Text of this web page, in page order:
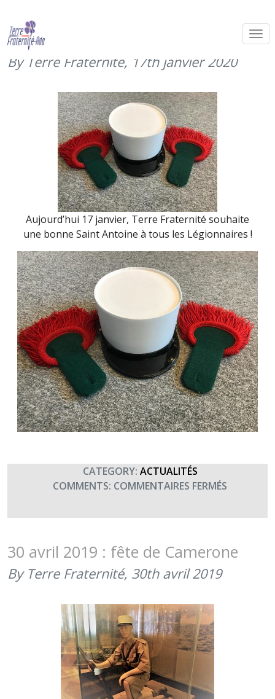
Saint Antoine, patron des
Légionnaires (17 janvier 2020)
By Terre Fraternité, 17th janvier 2020
Aujourd’hui 17 janvier, Terre Fraternité souhaite
une bonne Saint Antoine à tous les Légionnaires !
CATEGORY: ACTUALITÉS
COMMENTS: COMMENTAIRES FERMÉS
ANTOINE,
30 avril 2019 : fête de Camerone
By Terre Fraternité, 30th avril 2019